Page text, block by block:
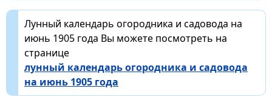
Лунный календарь огородника и садовода на
июнь 1905 года Вы можете посмотреть на
странице
лунный календарь огородника и садовода
на июнь 1905 года